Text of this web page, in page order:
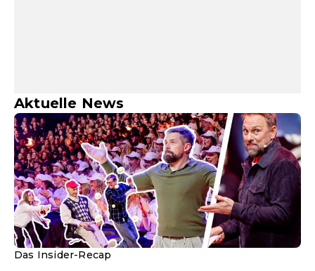
Aktuelle News
Das Insider-Recap